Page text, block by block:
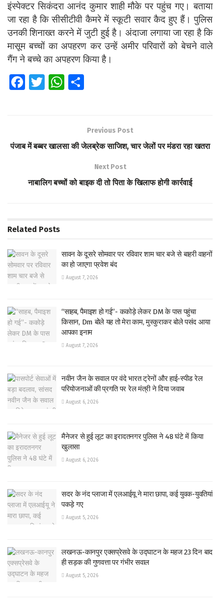
इंस्पेक्टर सिकंदरा आनंद कुमार शाही मौके पर पहुंच गए। बताया
जा रहा है कि सीसीटीवी कैमरे में स्कूटी सवार कैद हुए हैं। पुलिस
उनकी शिनाख्त करने में जुटी हुई है। अंदाजा लगाया जा रहा है कि
मासूम बच्चों का अपहरण कर उन्हें अमीर परिवारों को बेचने वाले
गैंग ने बच्चे का अपहरण किया है।
Fa
o
T
W
A
p
e
Previous Post
पंजाब में बब्बर खालसा की जेलब्रेक साजिश, चार जेलों पर मंडरा रहा खतरा
Next Post
नाबालिग बच्चों को बाइक दी तो पिता के खिलाफ होगी कार्रवाई
Related Posts
सावन के दूसरे सोमवार पर रविवार शाम चार बजे से बाहरी वाहनों
का हो जाएगा प्रवेश बंद
August 7, 2026
“साहब, पैमाइश हो गई”- ककोड़े लेकर DM के पास पहुंचा
किसान, Dm बोले यह तो मेरा काम, मुस्कुराकर बोले पसंद आया
आपका इनाम
August 7, 2026
नवीन जैन के सवाल पर वंदे भारत ट्रेनों और हाई-स्पीड रेल
परियोजनाओं की प्रगति पर रेल मंत्री ने दिया जवाब
August 6, 2026
मैनेजर से हुई लूट का इरादतनगर पुलिस ने 48 घंटे में किया
खुलासा
August 6, 2026
सदर के नंद प्लाजा में एलआईयू ने मारा छापा, कई युवक-युवतियां
पकड़े गए
August 5, 2026
लखनऊ-कानपुर एक्सप्रेसवे के उद्घाटन के महज 23 दिन बाद
ही सड़क की गुणवत्ता पर गंभीर सवाल
August 5, 2026